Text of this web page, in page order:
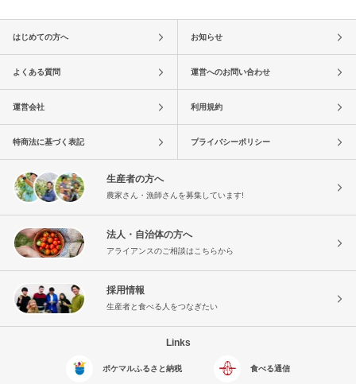
はじめての方へ お知らせ
よくある質問 運営へのお問い合わせ
運営会社 利用規約
特商法に基づく表記 プライバシーポリシー
生産者の方へ
農家さん・漁師さんを募集しています!
法人・自治体の方へ
アライアンスのご相談はこちらから
採用情報
生産者と食べる人をつなぎたい
Links
ポケマルふるさと納税 食べる通信